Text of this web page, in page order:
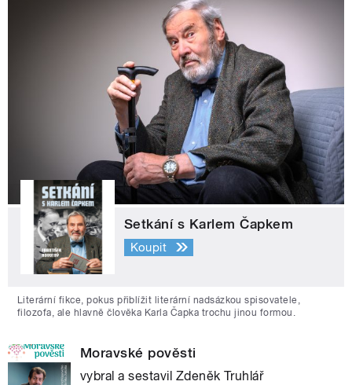
Setkání s Karlem Čapkem
Koupit
Literární fikce, pokus přiblížit literární nadsázkou spisovatele,
filozofa, ale hlavně člověka Karla Čapka trochu jinou formou.
Moravské pověsti
vybral a sestavil Zdeněk Truhlář